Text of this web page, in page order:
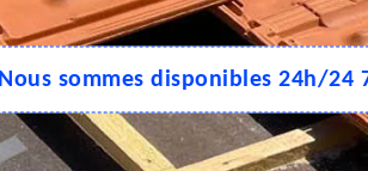
Nous sommes disponibles 24h/24